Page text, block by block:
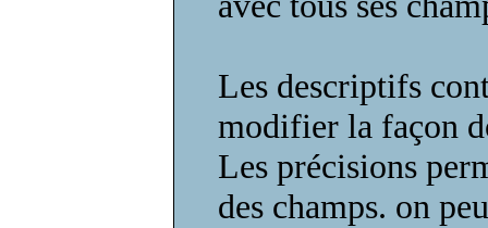
Les descriptifs
modifier la façon
Les précisions
des champs. on